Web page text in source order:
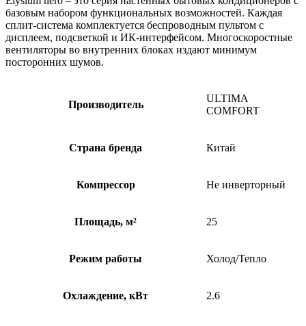
базовым набором функциональных возможностей. Каждая
сплит-система комплектуется беспроводным пультом с
дисплеем, подсветкой и ИК-интерфейсом. Многоскоростные
вентиляторы во внутренних блоках издают минимум
посторонних шумов.
Производитель
ULTIMA
COMFORT
Страна бренда Китай
Компрессор Не инверторный
Площадь, м² 25
Режим работы Холод/Тепло
Охлаждение, кВт 2.6